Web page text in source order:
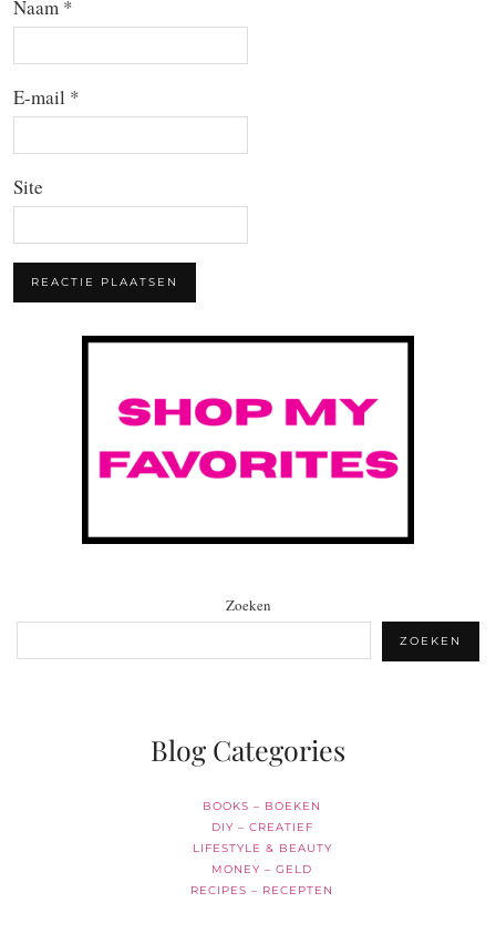
Naam *
E-mail *
Site
Zoeken
ZOEKEN
Blog Categories
BOOKS – BOEKEN
DIY – CREATIEF
LIFESTYLE & BEAUTY
MONEY – GELD
RECIPES – RECEPTEN